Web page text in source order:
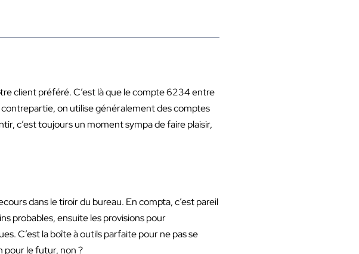
client préféré. C’est là que le compte 6234 entre
contrepartie, on utilise généralement des comptes
c’est toujours un moment sympa de faire plaisir,
dans le tiroir du bureau. En compta, c’est pareil
probables, ensuite les provisions pour
C’est la boîte à outils parfaite pour ne pas se
pour le futur, non ?